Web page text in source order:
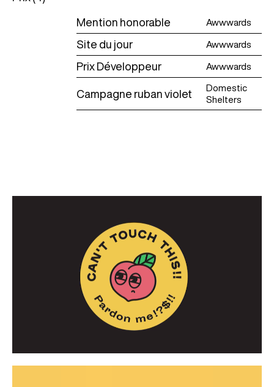
Mention honorable Awwwards
Site du jour Awwwards
Prix Développeur Awwwards
Campagne ruban violet
Domestic
Shelters